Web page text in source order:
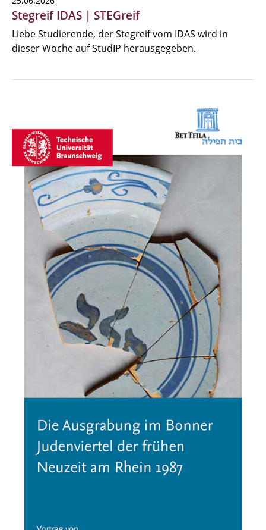
Stegreif IDAS | STEGreif
Liebe Studierende, der Stegreif vom IDAS wird in
dieser Woche auf StudIP herausgegeben.